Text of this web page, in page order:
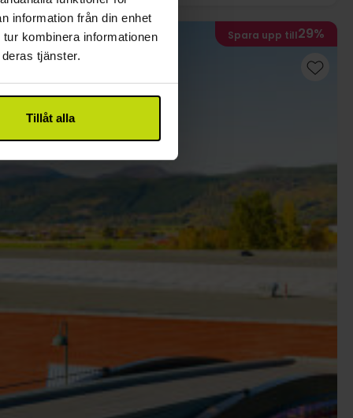
information från din enhet
kombinera informationen
tjänster.
Tillåt alla
Spara upp till29%